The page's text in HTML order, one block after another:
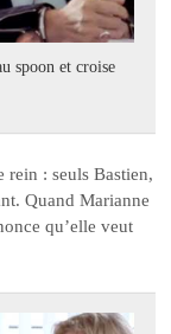
spoon et croise
rein : seuls Bastien,
Quand Marianne
qu’elle veut